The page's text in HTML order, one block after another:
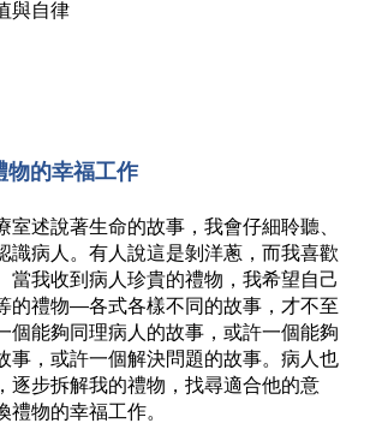
與自律
物的幸福工作
述說著生命的故事，我會仔細聆聽、
識病人。有人說這是剝洋蔥，而我喜歡
當我收到病人珍貴的禮物，我希望自己
的禮物—各式各樣不同的故事，才不至
個能夠同理病人的故事，或許一個能夠
事，或許一個解決問題的故事。病人也
逐步拆解我的禮物，找尋適合他的意
物的幸福工作。